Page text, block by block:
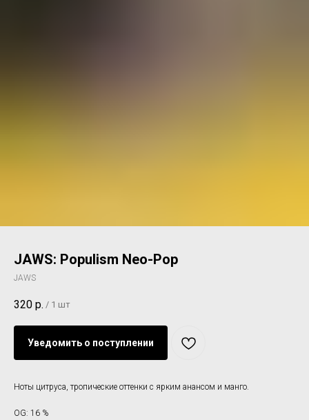
JAWS: Populism Neo-Pop
JAWS
320 р. / 1 шт
Уведомить о поступлении
Ноты цитруса, тропические оттенки с ярким анансом и манго.
OG: 16 %